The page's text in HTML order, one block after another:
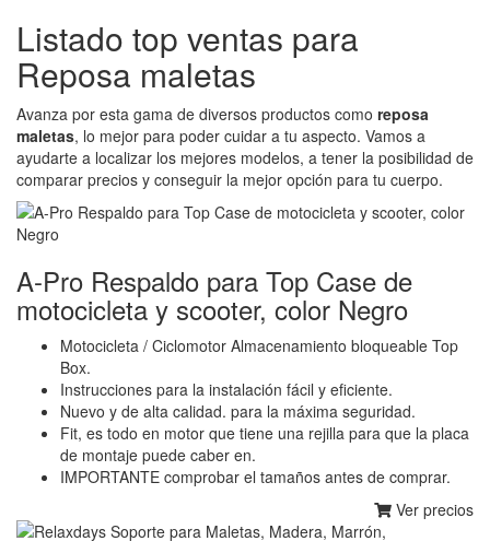
Listado top ventas para
Reposa maletas
Avanza por esta gama de diversos productos como reposa
maletas, lo mejor para poder cuidar a tu aspecto. Vamos a
ayudarte a localizar los mejores modelos, a tener la posibilidad de
comparar precios y conseguir la mejor opción para tu cuerpo.
A-Pro Respaldo para Top Case de
motocicleta y scooter, color Negro
Motocicleta / Ciclomotor Almacenamiento bloqueable Top
Box.
Instrucciones para la instalación fácil y eficiente.
Nuevo y de alta calidad. para la máxima seguridad.
Fit, es todo en motor que tiene una rejilla para que la placa
de montaje puede caber en.
IMPORTANTE comprobar el tamaños antes de comprar.
Ver precios